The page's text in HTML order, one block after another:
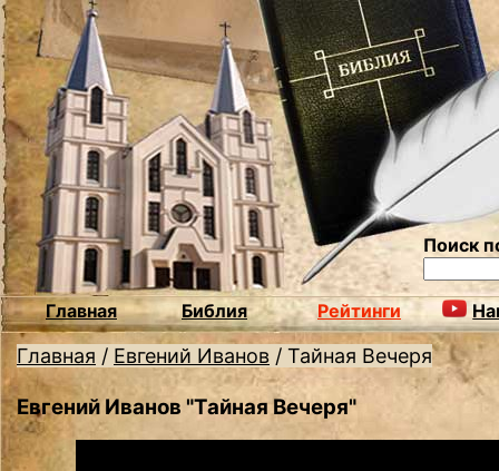
Поиск
Главная Библия Рейтинги
Главная / Евгений Иванов / Тайная Вечеря
Евгений Иванов "Тайная Вечеря"